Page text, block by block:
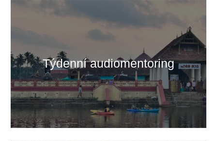
Týdenní audiomentoring